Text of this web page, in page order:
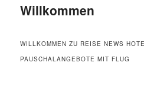
Willkommen
WILLKOMMEN ZU REISE NEWS
PAUSCHALANGEBOTE MIT FLUG